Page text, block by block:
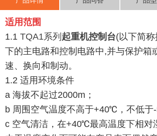
适用范围
1.1 TQA1系列 起重机控制台(以下简
下的主电路和控制电路中,并与保护
速、换向和制动。
1.2 适用环境条件
a 海拔不起过2000m；
b 周围空气温度不高于+40℃，不低
c 空气清洁，在+40℃最高温度下相对